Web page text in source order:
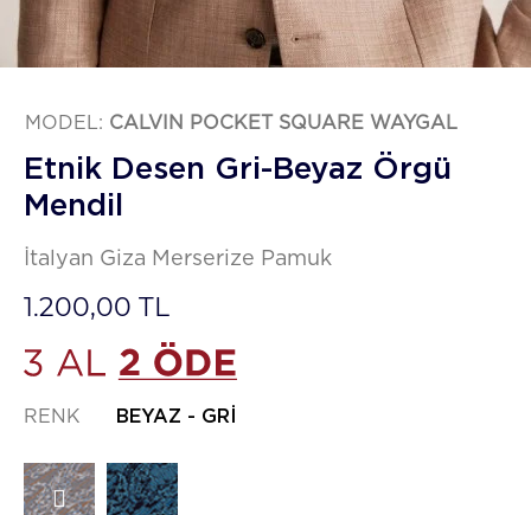
MODEL: CALVIN POCKET SQUARE WAYGAL
Etnik Desen Gri-Beyaz Örgü
Mendil
İtalyan Giza Merserize Pamuk
1.200,00 TL
RENK BEYAZ - GRI